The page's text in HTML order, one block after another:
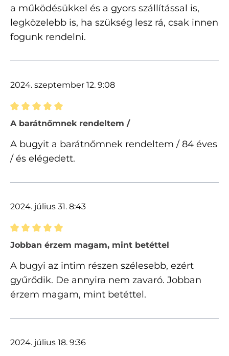
a működésükkel és a gyors szállítással is,
legközelebb is, ha szükség lesz rá, csak innen
fogunk rendelni.
2024. szeptember 12. 9:08
Értékelés 5 of 5 csillagok besorolásával
A barátnőmnek rendeltem /
A bugyit a barátnőmnek rendeltem / 84 éves
/ és elégedett.
2024. július 31. 8:43
Értékelés 5 of 5 csillagok besorolásával
Jobban érzem magam, mint betéttel
A bugyi az intim részen szélesebb, ezért
gyűrődik. De annyira nem zavaró. Jobban
érzem magam, mint betéttel.
2024. július 18. 9:36